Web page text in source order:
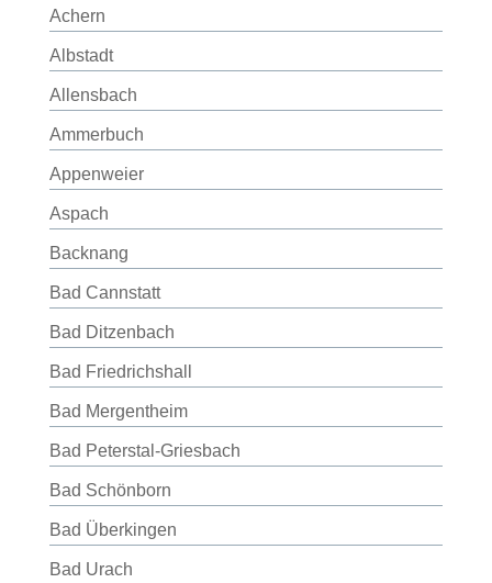
Achern
Albstadt
Allensbach
Ammerbuch
Appenweier
Aspach
Backnang
Bad Cannstatt
Bad Ditzenbach
Bad Friedrichshall
Bad Mergentheim
Bad Peterstal-Griesbach
Bad Schönborn
Bad Überkingen
Bad Urach